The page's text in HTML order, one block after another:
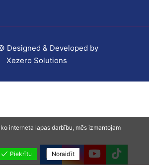
Designed & Developed by
Xezero Solutions
interneta lapas darbību, mēs izmantojam
Piekrītu
Noraidīt